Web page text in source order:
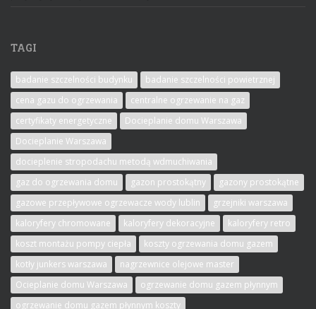
TAGI
badanie szczelności budynku
badanie szczelności powietrznej
cena gazu do ogrzewania
centralne ogrzewanie na gaz
certyfikaty energetyczne
Docieplanie domu Warszawa
Docieplanie Warszawa
docieplenie stropodachu metodą wdmuchiwania
gaz do ogrzewania domu
gazon prostokątny
gazony prostokątne
gazowe przepływowe ogrzewacze wody lublin
grzejniki warszawa
kaloryfery chromowane
kaloryfery dekoracyjne
kaloryfery retro
koszt montażu pompy ciepła
koszty ogrzewania domu gazem
kotły junkers warszawa
nagrzewnice olejowe master
Ocieplanie domu Warszawa
ogrzewanie domu gazem płynnym
ogrzewanie domu gazem płynnym koszty